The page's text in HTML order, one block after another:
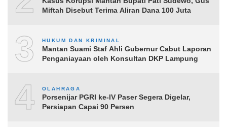
Miftah Disebut Terima Aliran Dana 100 Juta
3 HUKUM DAN KRIMINAL
Mantan Suami Staf Ahli Gubernur Cabut Laporan
Penganiayaan oleh Konsultan DKP Lampung
4 OLAHRAGA
Porsenijar PGRI ke-IV Paser Segera Digelar,
Persiapan Capai 90 Persen